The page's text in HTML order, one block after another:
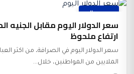
سعر الدولار اليوم مقابل الجنيه
ارتفاع ملحوظ
سعر الدولار اليوم في الصرافة، من اكثر
الملايين من المواطنين، خلال...